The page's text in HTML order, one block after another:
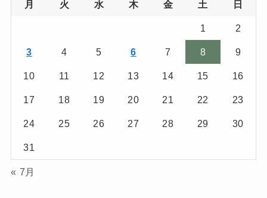
月 火 水 木 金 土 日
1 2
3 4 5 6 7 8 9
10 11 12 13 14 15 16
17 18 19 20 21 22 23
24 25 26 27 28 29 30
31
« 7月